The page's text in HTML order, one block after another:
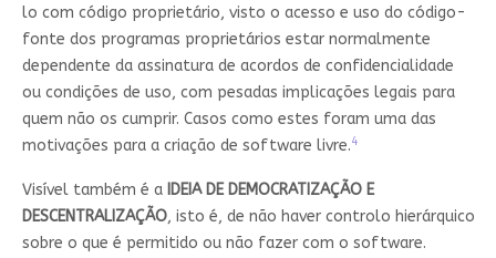
lo com código proprietário, visto o acesso e uso do código-
fonte dos programas proprietários estar normalmente
dependente da assinatura de acordos de confidencialidade
ou condições de uso, com pesadas implicações legais para
quem não os cumprir. Casos como estes foram uma das
motivações para a criação de software livre.4
Visível também é a IDEIA DE DEMOCRATIZAÇÃO E
DESCENTRALIZAÇÃO, isto é, de não haver controlo hierárquico
sobre o que é permitido ou não fazer com o software.